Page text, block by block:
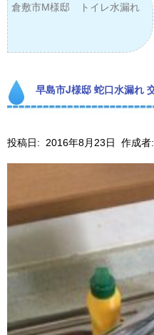
倉敷市M様邸 トイレ水漏れ
早島市J様邸 蛇口水漏れ
投稿日: 2016年8月23日 作成者: